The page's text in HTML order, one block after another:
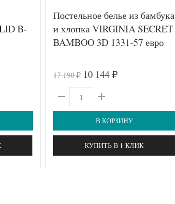
B-
Постельное белье из бамбука
и хлопка VIRGINIA SECRET
BAMBOO 3D 1331-57 евро
17 190₽ 10 144 ₽
В КОРЗИНУ
КУПИТЬ В 1 КЛИК